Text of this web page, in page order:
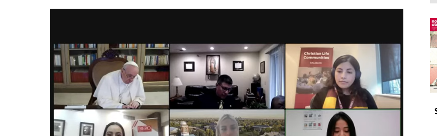
mundo
Radio — Mundo obrero hoy
Vidas precarias
Música
Poesía
Relato
In memoriam
Tribuna
Blog Mensajes guardados
La columna